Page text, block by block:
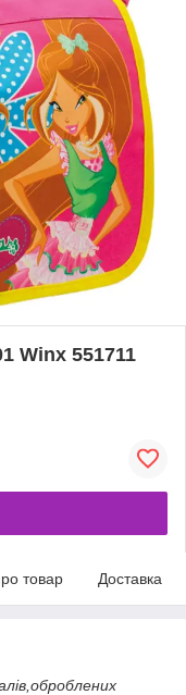
Winx 551711
товар Доставка